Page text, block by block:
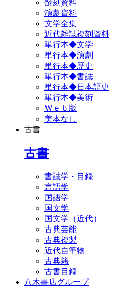
翻刻資料
演劇資料
文学全集
近代雑誌複刻資料
単行本◆文学
単行本◆演劇
単行本◆歴史
単行本◆書誌
単行本◆日本語史
単行本◆美術
Ｗｅｂ版
美本なし
古書
古書
書誌学・目録
言語学
国語学
国文学
国文学（近代）
古典芸能
古典複製
近代自筆物
古典籍
古書目録
八木書店グループ